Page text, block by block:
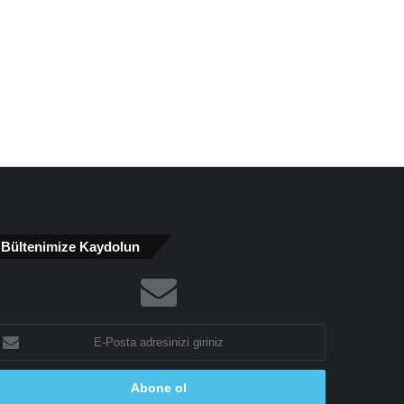
Bültenimize Kaydolun